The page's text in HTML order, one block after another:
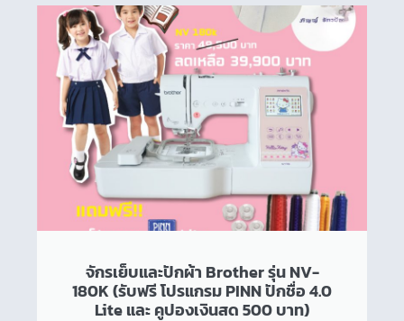
จักรเย็บและปักผ้า Brother รุ่น NV-
180K (รับฟรี โปรแกรม PINN ปักชื่อ 4.0
Lite และ คูปองเงินสด 500 บาท)